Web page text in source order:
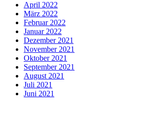
April 2022
März 2022
Februar 2022
Januar 2022
Dezember 2021
November 2021
Oktober 2021
September 2021
August 2021
Juli 2021
Juni 2021